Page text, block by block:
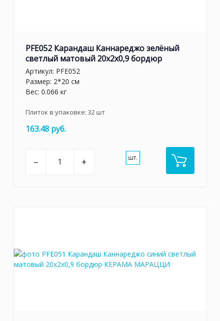
PFE052 Карандаш Каннареджо зелёный
светлый матовый 20x2x0,9 бордюр
Артикул: PFE052
Размер: 2*20 см
Вес: 0.066 кг
Плиток в упаковке: 32шт
163.48 руб.
– + шт.